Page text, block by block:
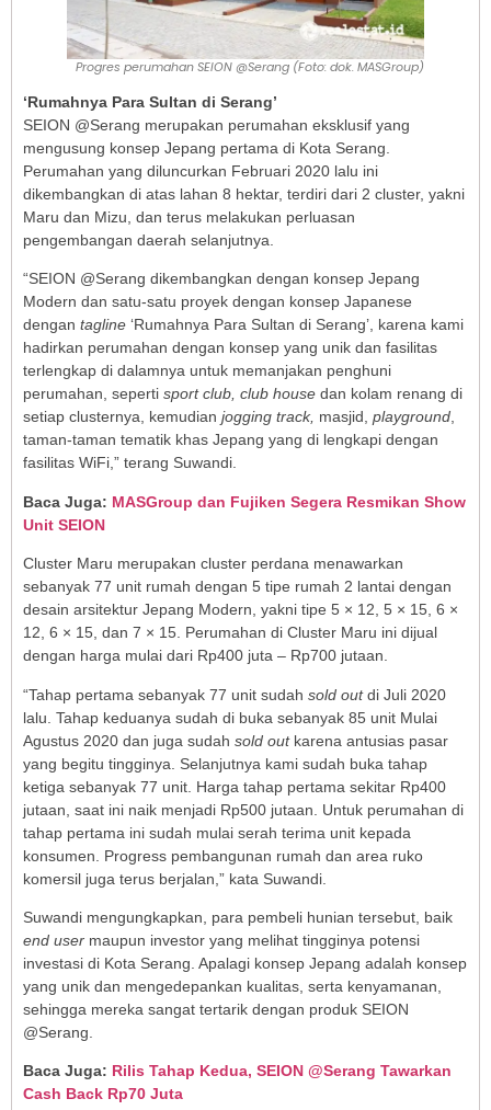
Progres perumahan SEION @Serang (Foto: dok. MASGroup)
‘Rumahnya Para Sultan di Serang’
SEION @Serang merupakan perumahan eksklusif yang
mengusung konsep Jepang pertama di Kota Serang.
Perumahan yang diluncurkan Februari 2020 lalu ini
dikembangkan di atas lahan 8 hektar, terdiri dari 2 cluster, yakni
Maru dan Mizu, dan terus melakukan perluasan
pengembangan daerah selanjutnya.
“SEION @Serang dikembangkan dengan konsep Jepang
Modern dan satu-satu proyek dengan konsep Japanese
dengan tagline ‘Rumahnya Para Sultan di Serang’, karena kami
hadirkan perumahan dengan konsep yang unik dan fasilitas
terlengkap di dalamnya untuk memanjakan penghuni
perumahan, seperti sport club, club house dan kolam renang di
setiap clusternya, kemudian jogging track, masjid, playground,
taman-taman tematik khas Jepang yang di lengkapi dengan
fasilitas WiFi,” terang Suwandi.
Baca Juga: MASGroup dan Fujiken Segera Resmikan Show
Unit SEION
Cluster Maru merupakan cluster perdana menawarkan
sebanyak 77 unit rumah dengan 5 tipe rumah 2 lantai dengan
desain arsitektur Jepang Modern, yakni tipe 5 × 12, 5 × 15, 6 ×
12, 6 × 15, dan 7 × 15. Perumahan di Cluster Maru ini dijual
dengan harga mulai dari Rp400 juta – Rp700 jutaan.
“Tahap pertama sebanyak 77 unit sudah sold outdi Juli 2020
lalu. Tahap keduanya sudah di buka sebanyak 85 unit Mulai
Agustus 2020 dan juga sudah sold outkarena antusias pasar
yang begitu tingginya. Selanjutnya kami sudah buka tahap
ketiga sebanyak 77 unit. Harga tahap pertama sekitar Rp400
jutaan, saat ini naik menjadi Rp500 jutaan. Untuk perumahan di
tahap pertama ini sudah mulai serah terima unit kepada
konsumen. Progress pembangunan rumah dan area ruko
komersil juga terus berjalan,” kata Suwandi.
Suwandi mengungkapkan, para pembeli hunian tersebut, baik
end user maupun investor yang melihat tingginya potensi
investasi di Kota Serang. Apalagi konsep Jepang adalah konsep
yang unik dan mengedepankan kualitas, serta kenyamanan,
sehingga mereka sangat tertarik dengan produk SEION
@Serang.
Baca Juga: Rilis Tahap Kedua, SEION @Serang Tawarkan
Cash Back Rp70 Juta